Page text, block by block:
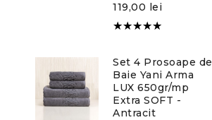
119,00 lei
5
Set 4 Prosoape de
Baie Yani Arma
LUX 650gr/mp
Extra SOFT -
Antracit